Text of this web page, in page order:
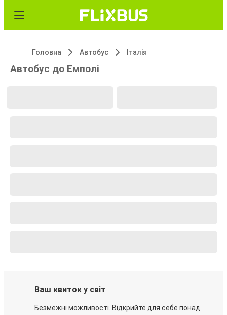
Головна Автобус Італія
Автобус до Емполі
Ваш квиток у світ
Безмежні можливості. Відкрийте для себе понад